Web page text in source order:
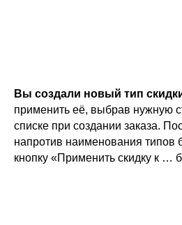
Вы создали новый тип
применить её, выбрав нужную
списке при создании заказа.
напротив наименования типов
кнопку «Применить скидку к …